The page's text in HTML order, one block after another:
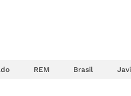
REM Brasil